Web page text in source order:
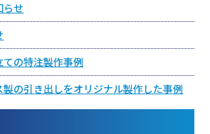
らせ
の特注製作事例
の引き出しをオリジナル製作した事例